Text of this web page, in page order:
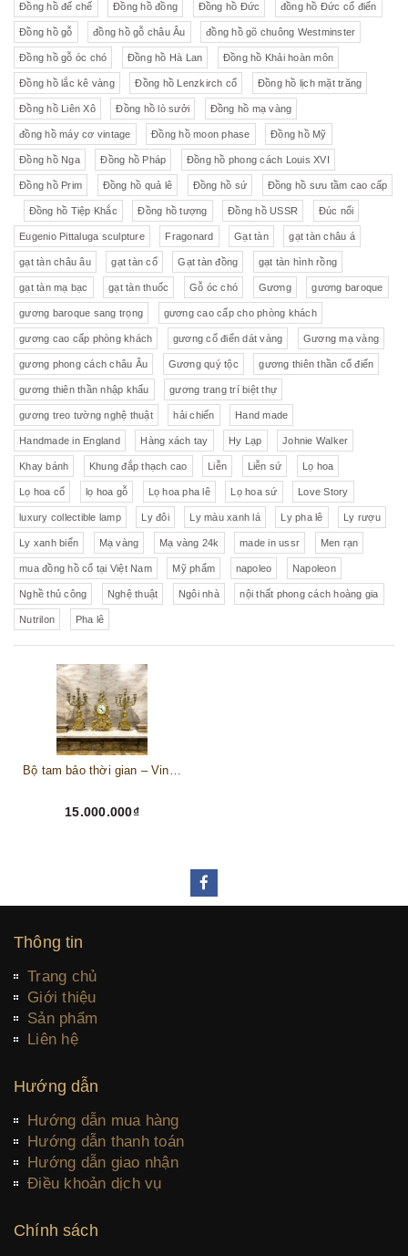
Đồng hồ đế chế Đồng hồ đồng Đồng hồ Đức đồng hồ Đức cổ điển
Đồng hồ gỗ đồng hồ gỗ châu Âu đồng hồ gõ chuông Westminster
Đồng hồ gỗ óc chó Đồng hồ Hà Lan Đồng hồ Khải hoàn môn
Đồng hồ lắc kê vàng Đồng hồ Lenzkirch cổ Đồng hồ lịch mặt trăng
Đồng hồ Liên Xô Đồng hồ lò sưởi Đồng hồ mạ vàng
đồng hồ máy cơ vintage Đồng hồ moon phase Đồng hồ Mỹ
Đồng hồ Nga Đồng hồ Pháp Đồng hồ phong cách Louis XVI
Đồng hồ Prim Đồng hồ quả lê Đồng hồ sứ Đồng hồ sưu tầm cao cấp
Đồng hồ Tiệp Khắc Đồng hồ tượng Đồng hồ USSR Đúc nổi
Eugenio Pittaluga sculpture Fragonard Gạt tàn gạt tàn châu á
gạt tàn châu âu gạt tàn cổ Gạt tàn đồng gạt tàn hình rồng
gạt tàn mạ bạc gạt tàn thuốc Gỗ óc chó Gương gương baroque
gương baroque sang trọng gương cao cấp cho phòng khách
gương cao cấp phòng khách gương cổ điển dát vàng Gương mạ vàng
gương phong cách châu Âu Gương quý tộc gương thiên thần cổ điển
gương thiên thần nhập khẩu gương trang trí biệt thự
gương treo tường nghệ thuật hải chiến Hand made
Handmade in England Hàng xách tay Hy Lạp Johnie Walker
Khay bánh Khung đắp thạch cao Liễn Liễn sứ Lọ hoa
Lọ hoa cổ lọ hoa gỗ Lọ hoa pha lê Lọ hoa sứ Love Story
luxury collectible lamp Ly đôi Ly màu xanh lá Ly pha lê Ly rượu
Ly xanh biển Mạ vàng Mạ vàng 24k made in ussr Men rạn
mua đồng hồ cổ tại Việt Nam Mỹ phẩm napoleo Napoleon
Nghề thủ công Nghệ thuật Ngôi nhà nội thất phong cách hoàng gia
Nutrilon Pha lê
Bộ tam bảo thời gian – Vinh hoa Đức quốc
15.000.000₫
Thông tin
Trang chủ
Giới thiệu
Sản phẩm
Liên hệ
Hướng dẫn
Hướng dẫn mua hàng
Hướng dẫn thanh toán
Hướng dẫn giao nhận
Điều khoản dịch vụ
Chính sách